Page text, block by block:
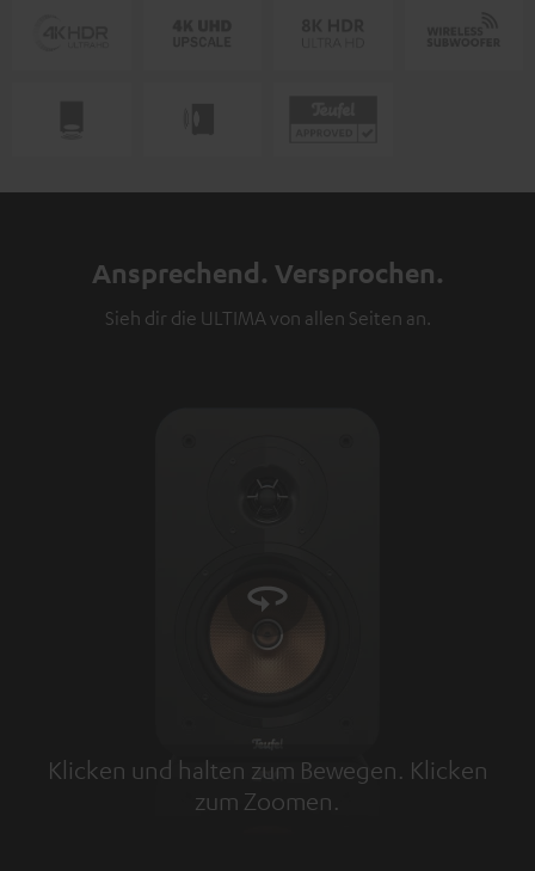
Ansprechend. Versprochen.
Sieh dir die ULTIMA von allen Seiten an.
Klicken und halten zum Bewegen. Klicken
zum Zoomen.
Tap to zoom